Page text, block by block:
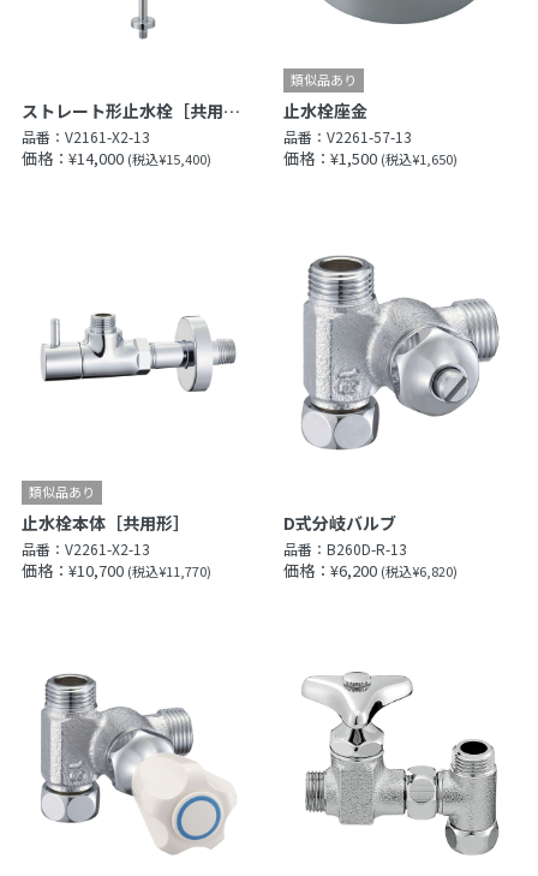
ストレート形止水栓［共用形］（ヘリューズナシ）
品番： V2161-X2-13
価格：¥14,000 (税込¥15,400)
止水栓座金
品番：V2261-57-13
価格：¥1,500 (税込¥1,650)
止水栓本体［共用形］
品番： V2261-X2-13
価格：¥10,700 (税込¥11,770)
D式分岐バルブ
品番：B260D-R-13
価格：¥6,200 (税込¥6,820)